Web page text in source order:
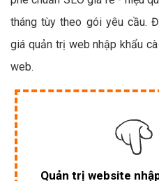
tháng tùy theo gói yêu cầu.
giá quản trị web nhập khẩu
web.
Quản trị website